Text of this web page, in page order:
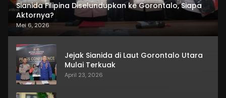
Sianida Filipina Diselundupkan ke Gorontalo, Siapa
Aktornya?
Mei 6, 2026
Jejak Sianida di Laut Gorontalo Utara
Mulai Terkuak
April 23, 2026